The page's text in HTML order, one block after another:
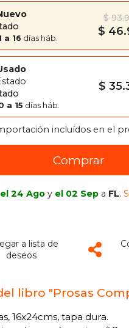
a 16 días háb.
$
$
a 15 días háb.
$
incluídos en el
Comprar
el 24 Ago y el 02 Sep a FL.
a lista de
deseos
libro "Prosas
16x24cms, tapa dura.